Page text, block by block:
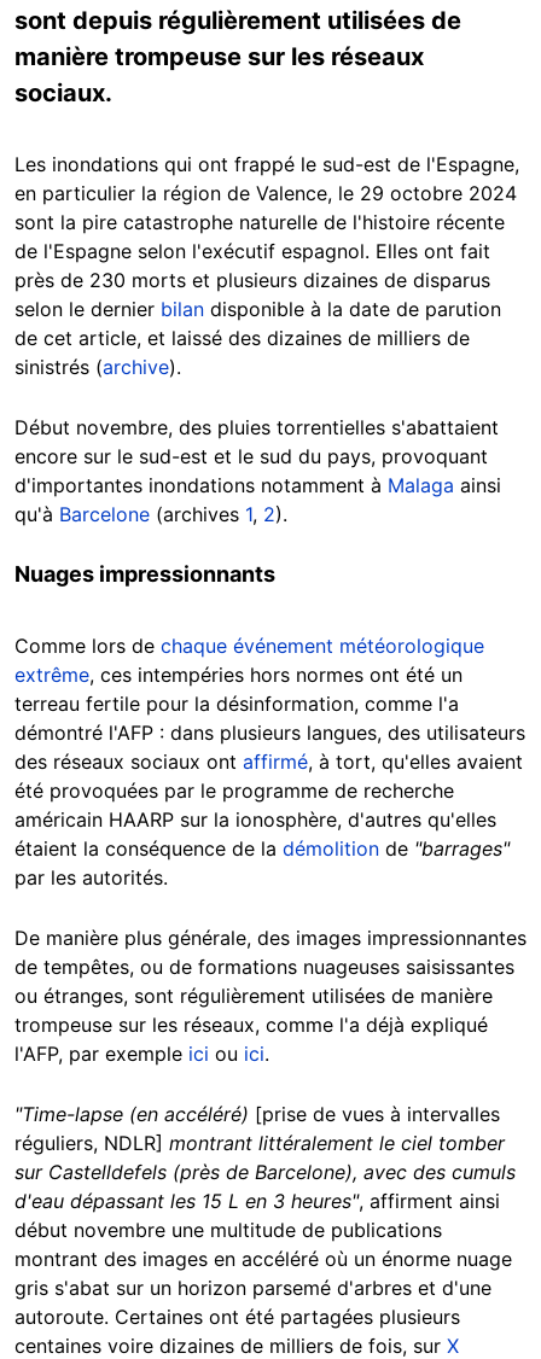
sont depuis régulièrement utilisées de
manière trompeuse sur les réseaux
sociaux.
Les inondations qui ont frappé le sud-est de l'Espagne,
en particulier la région de Valence, le 29 octobre 2024
sont la pire catastrophe naturelle de l'histoire récente
de l'Espagne selon l'exécutif espagnol. Elles ont fait
près de 230 morts et plusieurs dizaines de disparus
selon le dernier bilan disponible à la date de parution
de cet article, et laissé des dizaines de milliers de
sinistrés (archive).
Début novembre, des pluies torrentielles s'abattaient
encore sur le sud-est et le sud du pays, provoquant
d'importantes inondations notamment à Malaga ainsi
qu'à Barcelone (archives 1, 2).
Nuages impressionnants
Comme lors de chaque événement météorologique
extrême, ces intempéries hors normes ont été un
terreau fertile pour la désinformation, comme l'a
démontré l'AFP : dans plusieurs langues, des utilisateurs
des réseaux sociaux ont affirmé, à tort, qu'elles avaient
été provoquées par le programme de recherche
américain HAARP sur la ionosphère, d'autres qu'elles
étaient la conséquence de la démolition de "barrages"
par les autorités.
De manière plus générale, des images impressionnantes
de tempêtes, ou de formations nuageuses saisissantes
ou étranges, sont régulièrement utilisées de manière
trompeuse sur les réseaux, comme l'a déjà expliqué
l'AFP, par exemple ici ou ici.
"Time-lapse (en accéléré) [prise de vues à intervalles
réguliers, NDLR] montrant littéralement le ciel tomber
sur Castelldefels (près de Barcelone), avec des cumuls
d'eau dépassant les 15 L en 3 heures", affirment ainsi
début novembre une multitude de publications
montrant des images en accéléré où un énorme nuage
gris s'abat sur un horizon parsemé d'arbres et d'une
autoroute. Certaines ont été partagées plusieurs
centaines voire dizaines de milliers de fois, sur X